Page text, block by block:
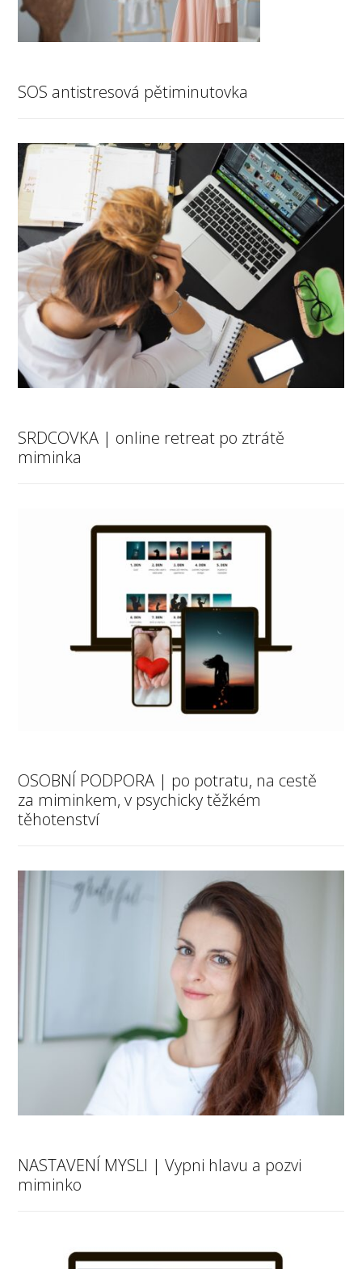
SOS antistresová pětiminutovka
SRDCOVKA | online retreat po ztrátě
miminka
OSOBNÍ PODPORA | po potratu, na cestě
za miminkem, v psychicky těžkém
těhotenství
NASTAVENÍ MYSLI | Vypni hlavu a pozvi
miminko